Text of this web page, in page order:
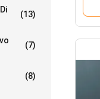
(13)
(7)
(8)